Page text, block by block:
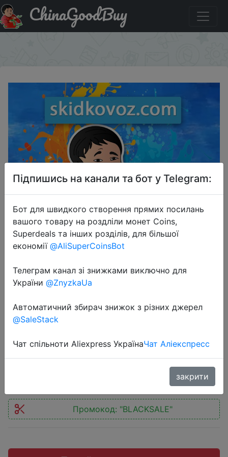
Купити по знижці BLACKSALE Процессор INTEL Core i5
9600KF, LGA 1151v2, OEM [cm8068403874410s rg12]
ChinaGoodBuy
2020-10-21
Процессор INTEL Core i5 9600KF,
LGA 1151v2, OEM
Промокод: "BLACKSALE"
Підпишись на канали та бот у Telegram:
Бот для швидкого створення прямих посилань
вашого товару на роздліли монет Coins,
Superdeals та інших розділів, для більшої
економії @AliSuperCoinsBot
Телеграм канал зі знижками виключно для
України @ZnyzkaUa
Автоматичний збирач знижок з різних джерел
@SaleStack
Чат спільноти Aliexpress УкраїнаЧат Аліекспресс
закрити